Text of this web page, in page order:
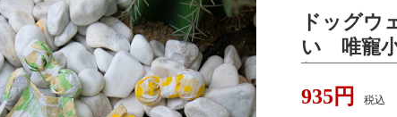
ドッグ
い 唯寵
935円 税込